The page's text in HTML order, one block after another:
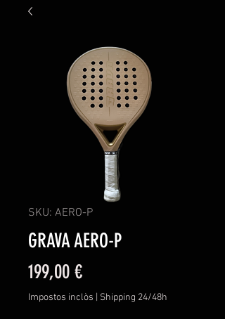
SKU: AERO-P
GRAVA AERO-P
199,00 €Price
Impostos inclòs Shipping 24/48h